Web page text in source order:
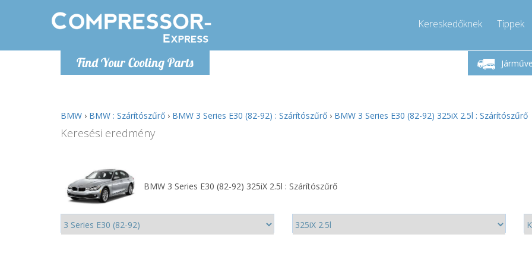
Find Your Cooling Parts
Kereskedőknek Tippek
Hétfő-Péntek 9-17
Hívjon!
BMW › BMW : Szárítószűrő › BMW 3 Series E30 (82-92) : Szárítószűrő › BMW 3 Series E30 (82-92) 325iX 2.5l : Szárítószűrő
Keresési eredmény
BMW 3 Series E30 (82-92) 325iX 2.5l : Szárítószűrő